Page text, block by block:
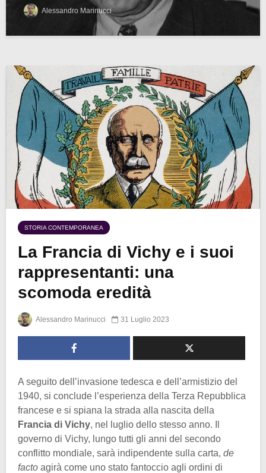
Alessandro Marinucci
STORIA CONTEMPORANEA
La Francia di Vichy e i suoi
rappresentanti: una
scomoda eredità
Alessandro Marinucci 31 Luglio 2023
A seguito dell’invasione tedesca e dell’armistizio del
1940, si conclude l’esperienza della Terza Repubblica
francese e si spiana la strada alla nascita della
Francia di Vichy, nel luglio dello stesso anno. Il
governo di Vichy, lungo tutti gli anni del secondo
conflitto mondiale, sarà indipendente sulla carta, de
facto agirà come uno stato fantoccio agli ordini di